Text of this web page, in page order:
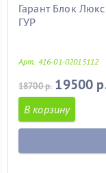
Гарант Блок
ГУР
Арт. 416-01-02015112
18700 р. 19500
В корзину